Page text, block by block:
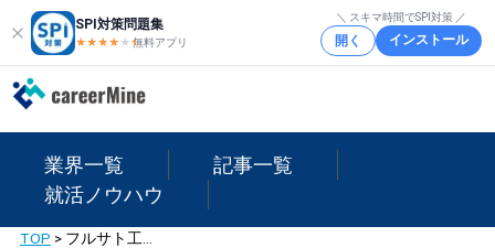
SPI対策問題集
★★★★ ★★
無料アプリ
＼ スキマ時間でSPI対策 ／
開く インストール
業界一覧
記事一覧
就活ノウハウ
TOP >